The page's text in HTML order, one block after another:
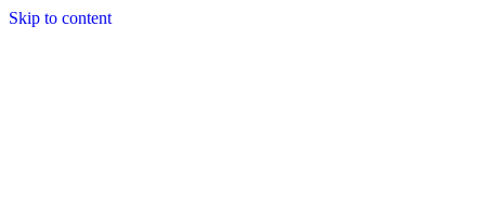
Skip to content